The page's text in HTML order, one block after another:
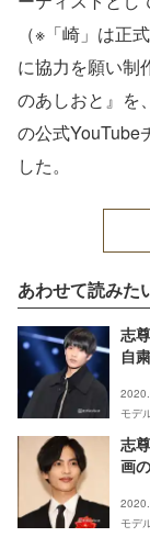
（※「崎」は正
に協力を願い制
のあしおと』を
の公式YouTube
した。
あわせて読みた
志
自
モデ
志
画
モデ